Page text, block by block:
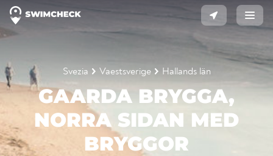
Svezia Vaestsverige Hallands län
GAARDA BRYGGA,
NORRA SIDAN MED
BRYGGOR